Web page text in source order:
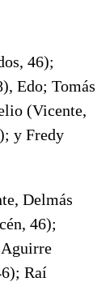
46);
Edo; Tomás
(Vicente,
y Fredy
Delmás
46);
Raí